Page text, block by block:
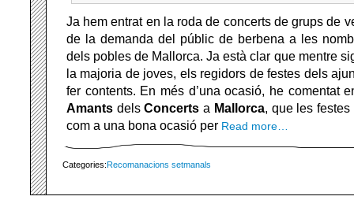
Ja hem entrat en la roda de concerts de grups de
de la demanda del públic de berbena a les
dels pobles de Mallorca. Ja està clar que mentre
la majoria de joves, els regidors de festes dels
fer contents. En més d’una ocasió, he comentat
Amants delsConcertsa Mallorca, que les
com a una bona ocasió per Read more…
Categories:Recomanacions setmanals